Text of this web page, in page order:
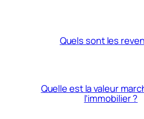
Quels sont les
Quelle est la valeur
l’immobilier ?